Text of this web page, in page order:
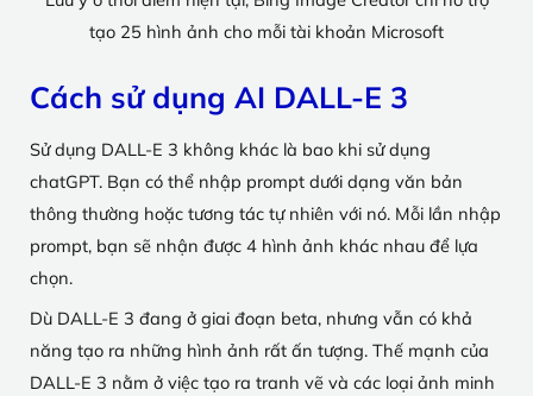
tạo 25 hình ảnh cho mỗi tài khoản Microsoft
Cách sử dụng AI DALL-E 3
Sử dụng DALL-E 3 không khác là bao khi sử dụng
chatGPT. Bạn có thể nhập prompt dưới dạng văn bản
thông thường hoặc tương tác tự nhiên với nó. Mỗi lần nhập
prompt, bạn sẽ nhận được 4 hình ảnh khác nhau để lựa
chọn.
Dù DALL-E 3 đang ở giai đoạn beta, nhưng vẫn có khả
năng tạo ra những hình ảnh rất ấn tượng. Thế mạnh của
DALL-E 3 nằm ở việc tạo ra tranh vẽ và các loại ảnh minh